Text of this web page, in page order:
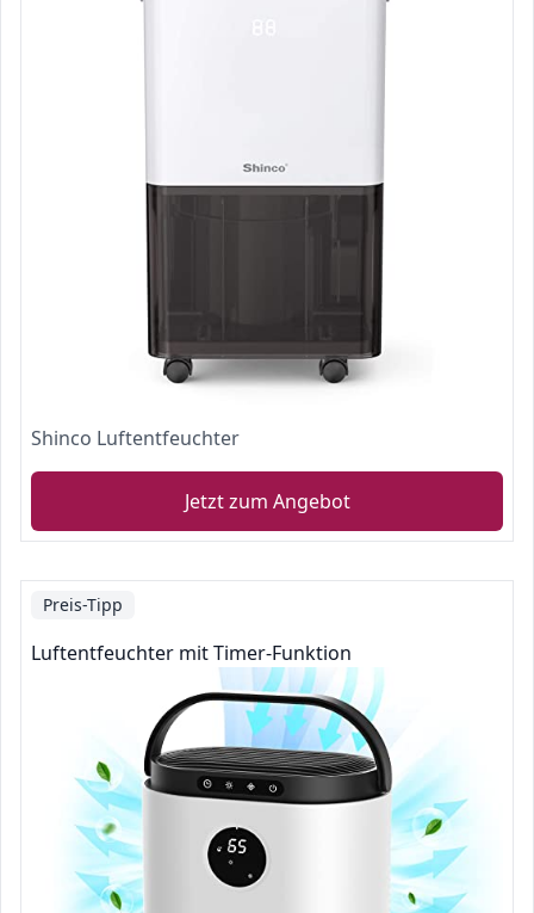
Shinco Luftentfeuchter
Jetzt zum Angebot
Preis-Tipp
Luftentfeuchter mit Timer-Funktion